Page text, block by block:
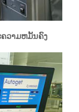
ວາມຫມັ້ນຄົງ